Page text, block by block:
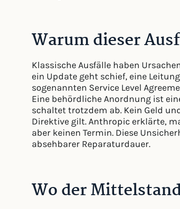
Warum dieser
Klassische Ausfälle haben
ein Update geht schief, eine
sogenannten Service Level
Eine behördliche Anordnung ist
schaltet trotzdem ab. Kein Geld
Direktive gilt. Anthropic erklärte,
aber keinen Termin. Diese
absehbarer Reparaturdauer.
Wo der